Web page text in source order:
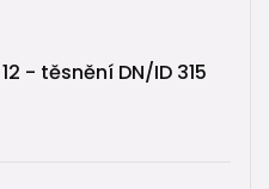
- těsnění DN/ID 315